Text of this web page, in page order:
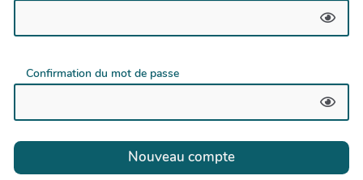
Confirmation du mot de passe